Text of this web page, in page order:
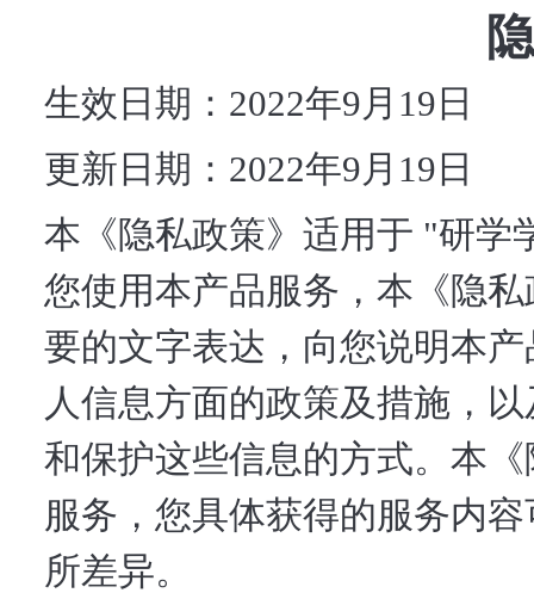
生效日期：2022年9月19日
更新日期：2022年9月19日
本《隐私政策》适用于 "研学
您使用本产品服务，本《隐
要的文字表达，向您说明本
人信息方面的政策及措施，
和保护这些信息的方式。本
服务，您具体获得的服务内
所差异。